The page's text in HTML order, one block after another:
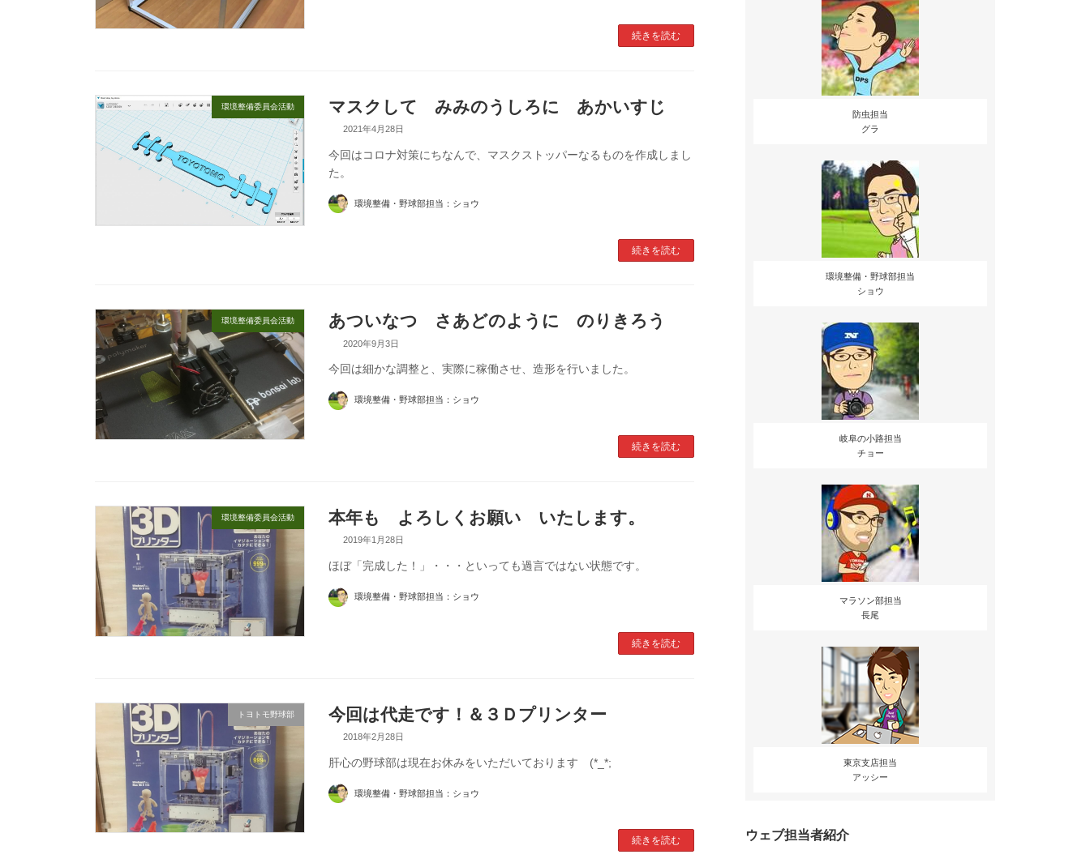
続きを読む
環境整備委員会活動 マスクして みみのうしろに あかいすじ
2021年4月28日
今回はコロナ対策にちなんで、マスクストッパーなるものを作成しまし
た。
環境整備・野球部担当：ショウ
続きを読む
環境整備委員会活動 あついなつ さあどのように のりきろう
2020年9月3日
今回は細かな調整と、実際に稼働させ、造形を行いました。
環境整備・野球部担当：ショウ
続きを読む
環境整備委員会活動 本年も よろしくお願い いたします。
2019年1月28日
ほぼ「完成した！」・・・といっても過言ではない状態です。
環境整備・野球部担当：ショウ
続きを読む
トヨトモ野球部 今回は代走です！＆３Ｄプリンター
2018年2月28日
肝心の野球部は現在お休みをいただいております (*_*;
環境整備・野球部担当：ショウ
続きを読む
防虫担当
グラ
環境整備・野球部担当
ショウ
岐阜の小路担当
チョー
マラソン部担当
長尾
東京支店担当
アッシー
ウェブ担当者紹介